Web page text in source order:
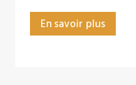
En savoir plus